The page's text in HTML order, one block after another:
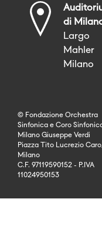
di
Largo
Mahler
Milano
© Fondazione Orchestra
Sinfonica e Coro
Milano Giuseppe Verdi
Piazza Tito Lucrezio
Milano
C.F. 97119590152 - P.IVA
11024950153